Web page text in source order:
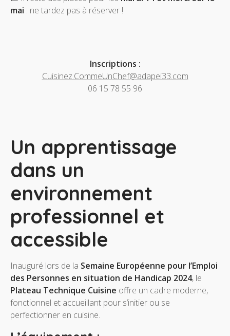
mai : ne tardez pas à réserver !
Inscriptions :
Cuisinez.CommeUnChef@adapei33.com
06 15 78 55 96
Un apprentissage
dans un
environnement
professionnel et
accessible
Inauguré lors de la Semaine Européenne pour l’Emploi
des Personnes en situation de Handicap 2024, le
Plateau Technique Cuisine offre un cadre moderne,
fonctionnel et accueillant pour s’initier ou se
perfectionner en cuisine.